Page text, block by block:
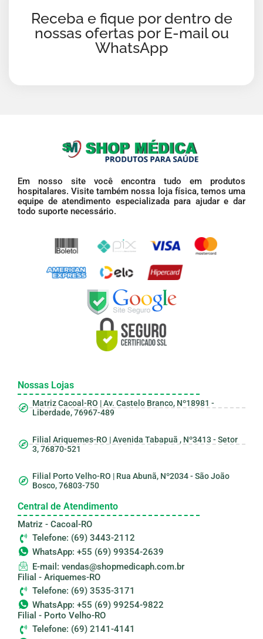
Receba e fique por dentro de
nossas ofertas por E-mail ou
WhatsApp
Em nosso site você encontra tudo em produtos
hospitalares. Visite também nossa loja física, temos uma
equipe de atendimento especializada para ajudar e dar
todo suporte necessário.
Nossas Lojas
Matriz Cacoal-RO | Av. Castelo Branco, Nº18981 -
Liberdade, 76967-489
Filial Ariquemes-RO | Avenida Tabapuã , Nº3413 - Setor
3, 76870-521
Filial Porto Velho-RO | Rua Abunã, Nº2034 - São João
Bosco, 76803-750
Central de Atendimento
Matriz - Cacoal-RO
Telefone: (69) 3443-2112
WhatsApp: +55 (69) 99354-2639
E-mail: vendas@shopmedicaph.com.br
Filial - Ariquemes-RO
Telefone: (69) 3535-3171
WhatsApp: +55 (69) 99254-9822
Filial - Porto Velho-RO
Telefone: (69) 2141-4141